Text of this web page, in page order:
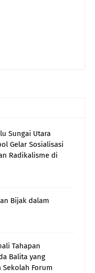
Sungai Utara
Gelar Sosialisasi
Radikalisme di
Bijak dalam
Tahapan
Balita yang
Sekolah Forum